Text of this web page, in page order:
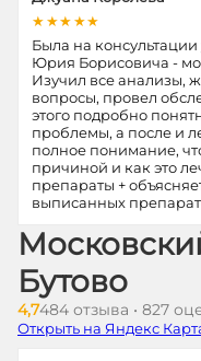
★★★★★
Была на консультации
Юрия Борисовича -
Изучил все анализы,
вопросы, провел
этого подробно
проблемы, а после и
полное понимание,
причиной и как это
препараты +
выписанных
Бутово
4,7484 отзыва • 827
Открыть на Яндекс